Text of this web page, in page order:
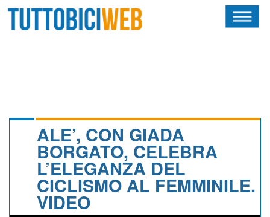
CALENDARIO
ALBI D'ORO
ALE’, CON GIADA
BORGATO, CELEBRA
L’ELEGANZA DEL
CICLISMO AL FEMMINILE.
VIDEO